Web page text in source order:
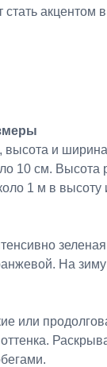
стать акцентом
высота и
10 см. Высота
1 м в высоту
На зиму
или